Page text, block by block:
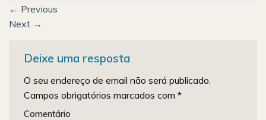
← Previous
Next →
Deixe uma resposta
O seu endereço de email não será publicado.
Campos obrigatórios marcados com *
Comentário